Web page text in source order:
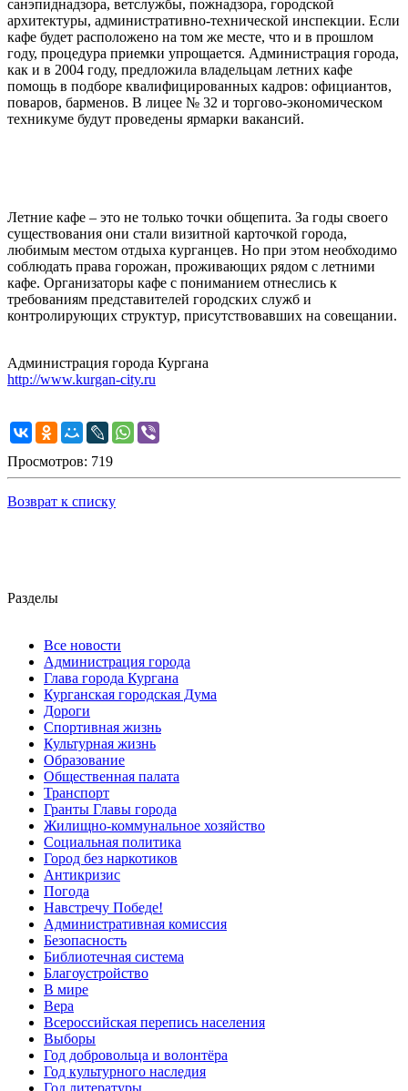
санэпиднадзора, ветслужбы, пожнадзора, городской
архитектуры, административно-технической инспекции. Если
кафе будет расположено на том же месте, что и в прошлом
году, процедура приемки упрощается. Администрация города,
как и в 2004 году, предложила владельцам летних кафе
помощь в подборе квалифицированных кадров: официантов,
поваров, барменов. В лицее № 32 и торгово-экономическом
техникуме будут проведены ярмарки вакансий.
Летние кафе – это не только точки общепита. За годы своего
существования они стали визитной карточкой города,
любимым местом отдыха курганцев. Но при этом необходимо
соблюдать права горожан, проживающих рядом с летними
кафе. Организаторы кафе с пониманием отнеслись к
требованиям представителей городских служб и
контролирующих структур, присутствовавших на совещании.
Администрация города Кургана
http://www.kurgan-city.ru
Просмотров: 719
Возврат к списку
Разделы
Все новости
Администрация города
Глава города Кургана
Курганская городская Дума
Дороги
Спортивная жизнь
Культурная жизнь
Образование
Общественная палата
Транспорт
Гранты Главы города
Жилищно-коммунальное хозяйство
Социальная политика
Город без наркотиков
Антикризис
Погода
Навстречу Победе!
Административная комиссия
Безопасность
Библиотечная система
Благоустройство
В мире
Вера
Всероссийская перепись населения
Выборы
Год добровольца и волонтёра
Год культурного наследия